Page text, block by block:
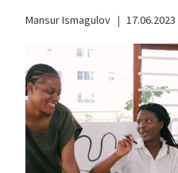
Mansur Ismagulov 17.06.2023